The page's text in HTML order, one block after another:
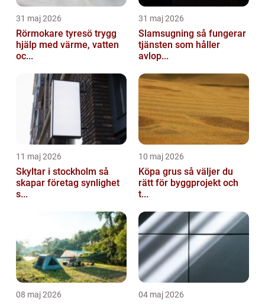
31 maj 2026
Rörmokare tyresö trygg
hjälp med värme, vatten
oc...
31 maj 2026
Slamsugning så fungerar
tjänsten som håller
avlop...
11 maj 2026
Skyltar i stockholm så
skapar företag synlighet
s...
10 maj 2026
Köpa grus så väljer du
rätt för byggprojekt och
t...
08 maj 2026 04 maj 2026